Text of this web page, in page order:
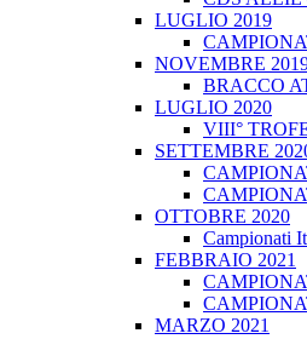
LUGLIO 2019
NOVEMBRE
BRACCO
LUGLIO 2020
VIII°
SETTEMBRE
OTTOBRE 2020
Campionati
FEBBRAIO 2021
MARZO 2021